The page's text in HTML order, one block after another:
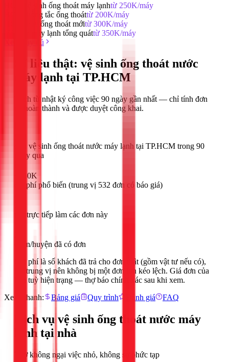
Vệ sinh ống thoát máy lạnhtừ 250K/máy
Thông tắc ống thoáttừ 200K/máy
Thay ống thoát mớitừ 300K/máy
Vệ sinh máy lạnh tổng quáttừ 350K/máy
Xem đầy đủ
Số liệu thật: vệ sinh ống thoát nước
máy lạnh tại TP.HCM
Trích từ nhật ký công việc 90 ngày gần nhất — chỉ tính đơn
đã hoàn thành và được duyệt công khai.
đơn vệ sinh ống thoát nước máy lạnh tại TP.HCM trong 90
ngày qua
~350K
chi phí phổ biến (trung vị 532 đơn có báo giá)
thợ trực tiếp làm các đơn này
quận/huyện đã có đơn
Chi phí là số khách đã trả cho đơn thật (gồm vật tư nếu có),
lấy trung vị nên không bị một đơn lớn kéo lệch. Giá đơn của
bạn tuỳ hiện trạng — thợ báo chính xác sau khi xem.
Xem nhanh:
Bảng giá Quy trình Đánh giá FAQ
Dịch vụ vệ sinh ống thoát nước máy
lạnh tại nhà
Thợ không ngại việc nhỏ, không sợ phức tạp